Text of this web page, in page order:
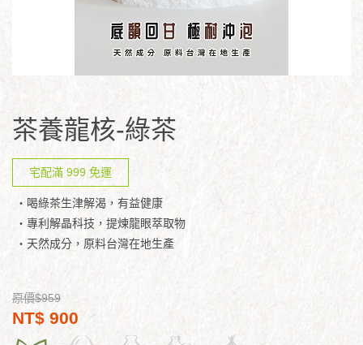
茶養龍核-綠茶
宅配滿 999 免運
・喝綠茶生津解渴，有益健康
・專利解晶科技，提煉龍眼萃取物
・天然成分，原料台灣在地生產
原價$959
NT$ 900